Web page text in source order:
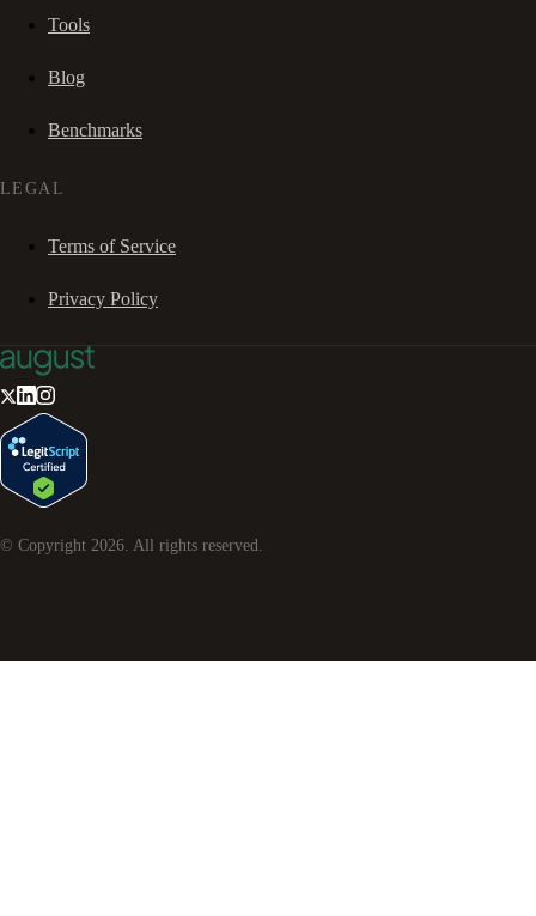
Tools
Blog
Benchmarks
LEGAL
Terms of Service
Privacy Policy
© Copyright 2026 . All rights reserved.